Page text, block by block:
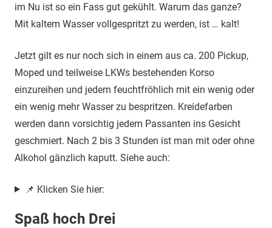
im Nu ist so ein Fass gut gekühlt. Warum das ganze?
Mit kaltem Wasser vollgespritzt zu werden, ist … kalt!
Jetzt gilt es nur noch sich in einem aus ca. 200 Pickup,
Moped und teilweise LKWs bestehenden Korso
einzureihen und jedem feuchtfröhlich mit ein wenig oder
ein wenig mehr Wasser zu bespritzen. Kreidefarben
werden dann vorsichtig jedem Passanten ins Gesicht
geschmiert. Nach 2 bis 3 Stunden ist man mit oder ohne
Alkohol gänzlich kaputt. Siehe auch:
📌 Klicken Sie hier:
Spaß hoch Drei